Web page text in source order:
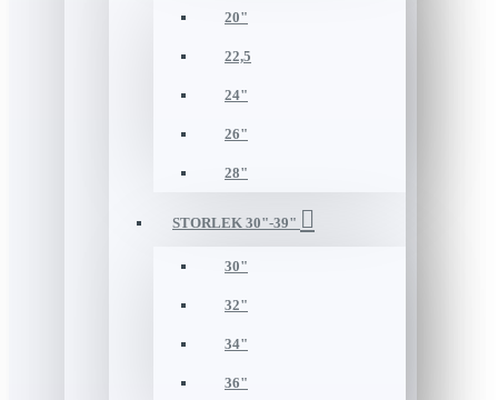
20"
22,5
24"
26"
28"
STORLEK 30"-39"
30"
32"
34"
36"